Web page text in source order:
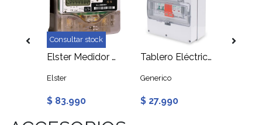
Consultar stock
Elster Medidor Bidireccional A150 Certificado SEC
Elster
$ 83.990
Tablero Eléctrico Estanco Sobrepuesto 8 Modulos Riel DIN
Generico
$ 27.990